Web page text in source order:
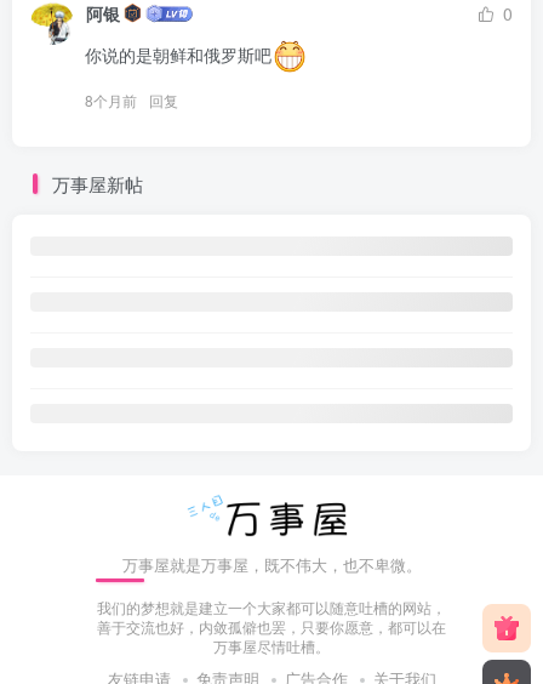
阿银
0
你说的是朝鲜和俄罗斯吧
8个月前 回复
万事屋新帖
万事屋就是万事屋，既不伟大，也不卑微。
我们的梦想就是建立一个大家都可以随意吐槽的网站，
善于交流也好，内敛孤僻也罢，只要你愿意，都可以在
万事屋尽情吐槽。
友链申请 免责声明 广告合作 关于我们